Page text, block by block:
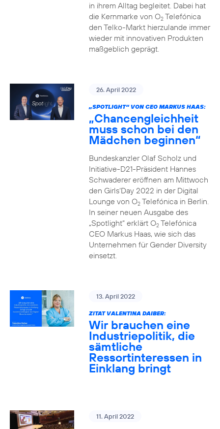
in ihrem Alltag begleitet. Dabei hat
die Kernmarke von O2Telefónica
den Telko-Markt hierzulande immer
wieder mit innovativen Produkten
maßgeblich geprägt.
26. April 2022
„SPOTLIGHT“ VON CEO MARKUS HAAS:
„Chancengleichheit
muss schon bei den
Mädchen beginnen“
Bundeskanzler Olaf Scholz und
Initiative-D21-Präsident Hannes
Schwaderer eröffnen am Mittwoch
den Girls‘Day 2022 in der Digital
Lounge von O2Telefónica in Berlin.
In seiner neuen Ausgabe des
„Spotlight“ erklärt O2Telefónica
CEO Markus Haas, wie sich das
Unternehmen für Gender Diversity
einsetzt.
13. April 2022
ZITAT VALENTINA DAIBER:
Wir brauchen eine
Industriepolitik, die
sämtliche
Ressortinteressen in
Einklang bringt
11. April 2022